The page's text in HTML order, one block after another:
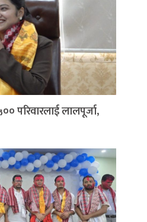
परिवारलाई लालपूर्जा,